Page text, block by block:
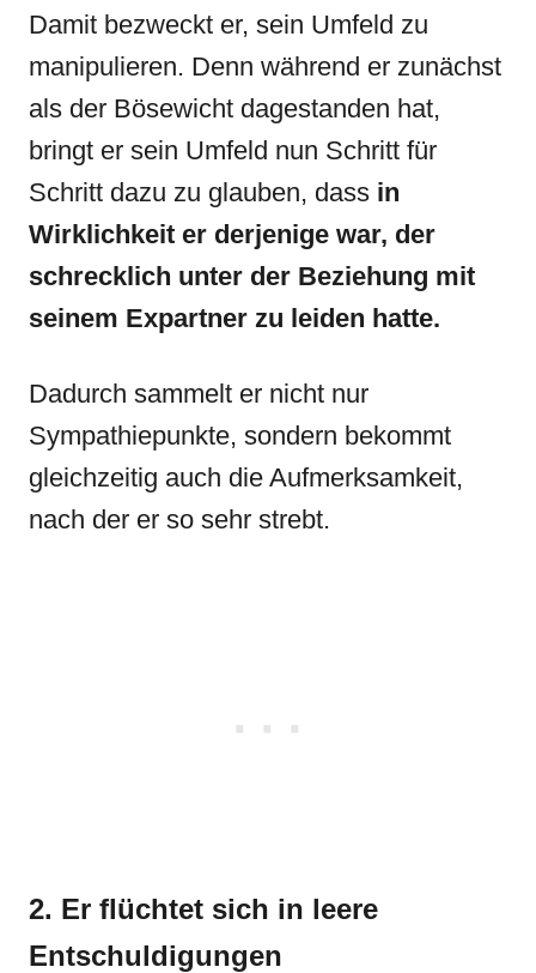
Damit bezweckt er, sein Umfeld zu
manipulieren. Denn während er zunächst
als der Bösewicht dagestanden hat,
bringt er sein Umfeld nun Schritt für
Schritt dazu zu glauben, dass in
Wirklichkeit er derjenige war, der
schrecklich unter der Beziehung mit
seinem Expartner zu leiden hatte.
Dadurch sammelt er nicht nur
Sympathiepunkte, sondern bekommt
gleichzeitig auch die Aufmerksamkeit,
nach der er so sehr strebt.
2. Er flüchtet sich in leere
Entschuldigungen